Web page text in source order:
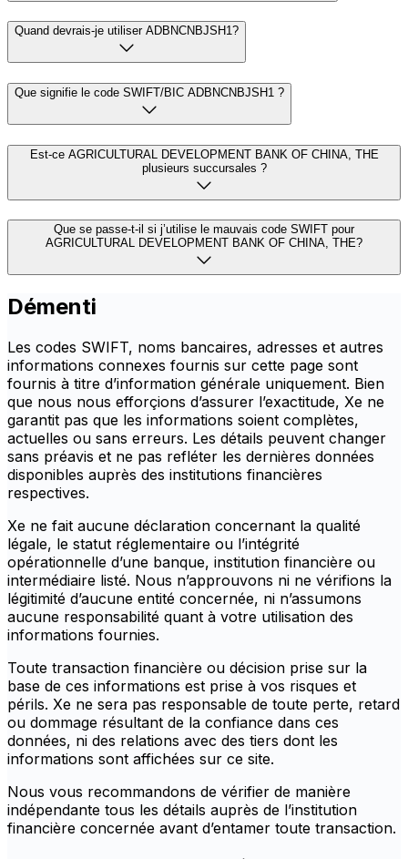
Quand devrais-je utiliser ADBNCNBJSH1?
Que signifie le code SWIFT/BIC ADBNCNBJSH1 ?
Est-ce AGRICULTURAL DEVELOPMENT BANK OF CHINA, THE
plusieurs succursales ?
Que se passe-t-il si j’utilise le mauvais code SWIFT pour
AGRICULTURAL DEVELOPMENT BANK OF CHINA, THE?
Démenti
Les codes SWIFT, noms bancaires, adresses et autres
informations connexes fournis sur cette page sont
fournis à titre d’information générale uniquement. Bien
que nous nous efforçions d’assurer l’exactitude, Xe ne
garantit pas que les informations soient complètes,
actuelles ou sans erreurs. Les détails peuvent changer
sans préavis et ne pas refléter les dernières données
disponibles auprès des institutions financières
respectives.
Xe ne fait aucune déclaration concernant la qualité
légale, le statut réglementaire ou l’intégrité
opérationnelle d’une banque, institution financière ou
intermédiaire listé. Nous n’approuvons ni ne vérifions la
légitimité d’aucune entité concernée, ni n’assumons
aucune responsabilité quant à votre utilisation des
informations fournies.
Toute transaction financière ou décision prise sur la
base de ces informations est prise à vos risques et
périls. Xe ne sera pas responsable de toute perte, retard
ou dommage résultant de la confiance dans ces
données, ni des relations avec des tiers dont les
informations sont affichées sur ce site.
Nous vous recommandons de vérifier de manière
indépendante tous les détails auprès de l’institution
financière concernée avant d’entamer toute transaction.